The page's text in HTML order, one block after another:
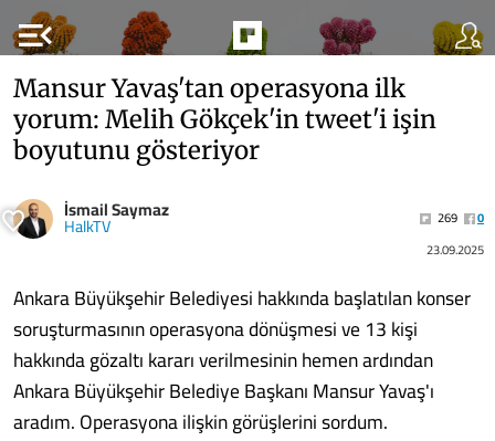
menu_open
Mansur Yavaş'tan operasyona ilk
yorum: Melih Gökçek'in tweet'i işin
boyutunu gösteriyor
İsmail Saymaz
HalkTV 269
0
23.09.2025
Ankara Büyükşehir Belediyesi hakkında başlatılan konser
soruşturmasının operasyona dönüşmesi ve 13 kişi
hakkında gözaltı kararı verilmesinin hemen ardından
Ankara Büyükşehir Belediye Başkanı Mansur Yavaş'ı
aradım. Operasyona ilişkin görüşlerini sordum.